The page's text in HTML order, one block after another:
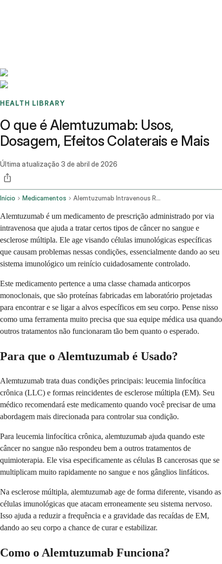
HEALTH LIBRARY
O que é Alemtuzumab: Usos,
Dosagem, Efeitos Colaterais e Mais
Última atualização 3 de abril de 2026
Início Medicamentos Alemtuzumab Intravenous Route
Alemtuzumab é um medicamento de prescrição administrado por via
intravenosa que ajuda a tratar certos tipos de câncer no sangue e
esclerose múltipla. Ele age visando células imunológicas específicas
que causam problemas nessas condições, essencialmente dando ao seu
sistema imunológico um reinício cuidadosamente controlado.
Este medicamento pertence a uma classe chamada anticorpos
monoclonais, que são proteínas fabricadas em laboratório projetadas
para encontrar e se ligar a alvos específicos em seu corpo. Pense nisso
como uma ferramenta muito precisa que sua equipe médica usa quando
outros tratamentos não funcionaram tão bem quanto o esperado.
Para que o Alemtuzumab é Usado?
Alemtuzumab trata duas condições principais: leucemia linfocítica
crônica (LLC) e formas reincidentes de esclerose múltipla (EM). Seu
médico recomendará este medicamento quando você precisar de uma
abordagem mais direcionada para controlar sua condição.
Para leucemia linfocítica crônica, alemtuzumab ajuda quando este
câncer no sangue não respondeu bem a outros tratamentos de
quimioterapia. Ele visa especificamente as células B cancerosas que se
multiplicam muito rapidamente no sangue e nos gânglios linfáticos.
Na esclerose múltipla, alemtuzumab age de forma diferente, visando as
células imunológicas que atacam erroneamente seu sistema nervoso.
Isso ajuda a reduzir a frequência e a gravidade das recaídas de EM,
dando ao seu corpo a chance de curar e estabilizar.
Como o Alemtuzumab Funciona?